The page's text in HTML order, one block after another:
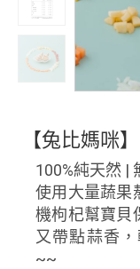
【兔比媽咪
100%純天然 |
使用大量蔬果
機枸杞幫寶貝
又帶點蒜香
~~